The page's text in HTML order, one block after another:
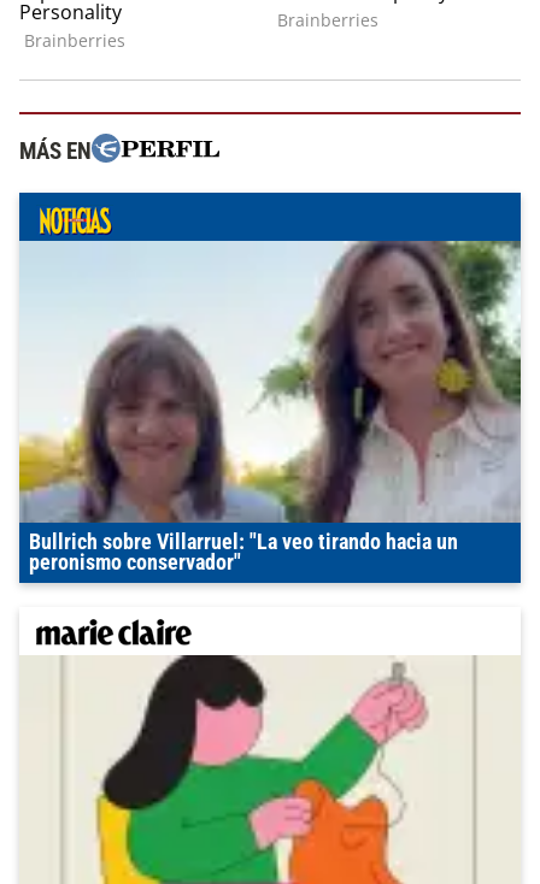
MÁS EN
Bullrich sobre Villarruel: "La veo tirando hacia un
peronismo conservador"